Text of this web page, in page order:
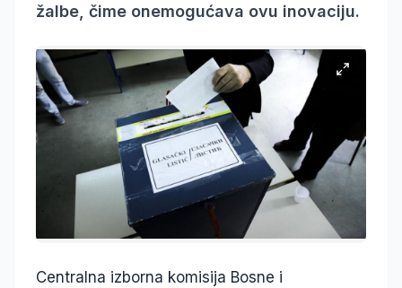
žalbe, čime onemogućava ovu inovaciju.
Centralna izborna komisija Bosne i